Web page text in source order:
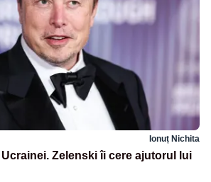
Ionuț Nichita
Zelenski îi cere ajutorul lui